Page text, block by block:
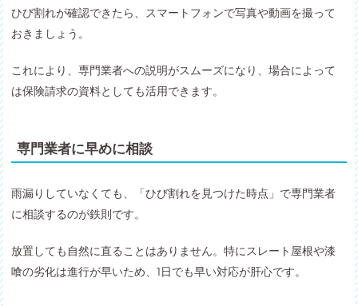
ひび割れが確認できたら、スマートフォンで写真や動画を撮って
おきましょう。
これにより、専門業者への説明がスムーズになり、場合によって
は保険請求の資料としても活用できます。
専門業者に早めに相談
雨漏りしていなくても、「ひび割れを見つけた時点」で専門業者
に相談するのが鉄則です。
放置しても自然に直ることはありません。特にスレート屋根や漆
喰の劣化は進行が早いため、1日でも早い対応が肝心です。